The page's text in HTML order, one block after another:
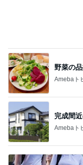
野菜の
Amebaト
完成間
Amebaト